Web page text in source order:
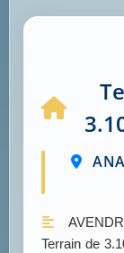
Terrain de